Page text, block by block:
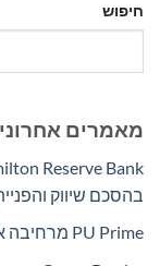
חיפוש
מאמרים
בהסכם שיווק
PU Prime מרחיבה את המסחר בזהב עם השקת XAUUSD247